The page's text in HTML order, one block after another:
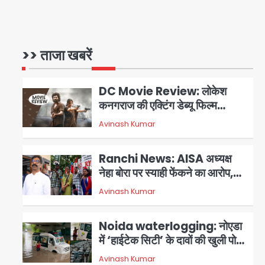
>> ताजा खबरें
1
में , ड्राइवर की मौत
2
DC Movie Review: लोकेश
कनगराज की एक्टिंग डेब्यू फिल्म
विजुअली स्ट्राइकिंग लेकिन स्क्रीनप्ले
में कमजोर, लेकिन कहानी अधूरी रह गई,
Avinash Kumar
3
Ranchi News: AISA अध्यक्ष
नेहा बोरा पर स्याही फेंकने का आरोप,
ABVP कार्यकर्ताओं पर एक्शन; हेमंत
सोरेन ने दी प्रतिक्रिया
Avinash Kumar
4
Noida waterlogging: नोएडा
में ‘हाईटेक सिटी’ के दावों की खुली पोल,
सेक्टर-95 अंडरपास में 3-4 फीट
Avinash Kumar